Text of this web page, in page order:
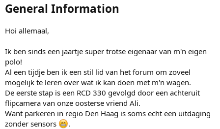
General Information
Hoi allemaal,
Ik ben sinds een jaartje super trotse eigenaar van m'n eigen
polo!
Al een tijdje ben ik een stil lid van het forum om zoveel
mogelijk te leren over wat ik kan doen met m'n wagen.
De eerste stap is een RCD 330 gevolgd door een achteruit
flipcamera van onze oosterse vriend Ali.
Want parkeren in regio Den Haag is soms echt een uitdaging
zonder sensors
.